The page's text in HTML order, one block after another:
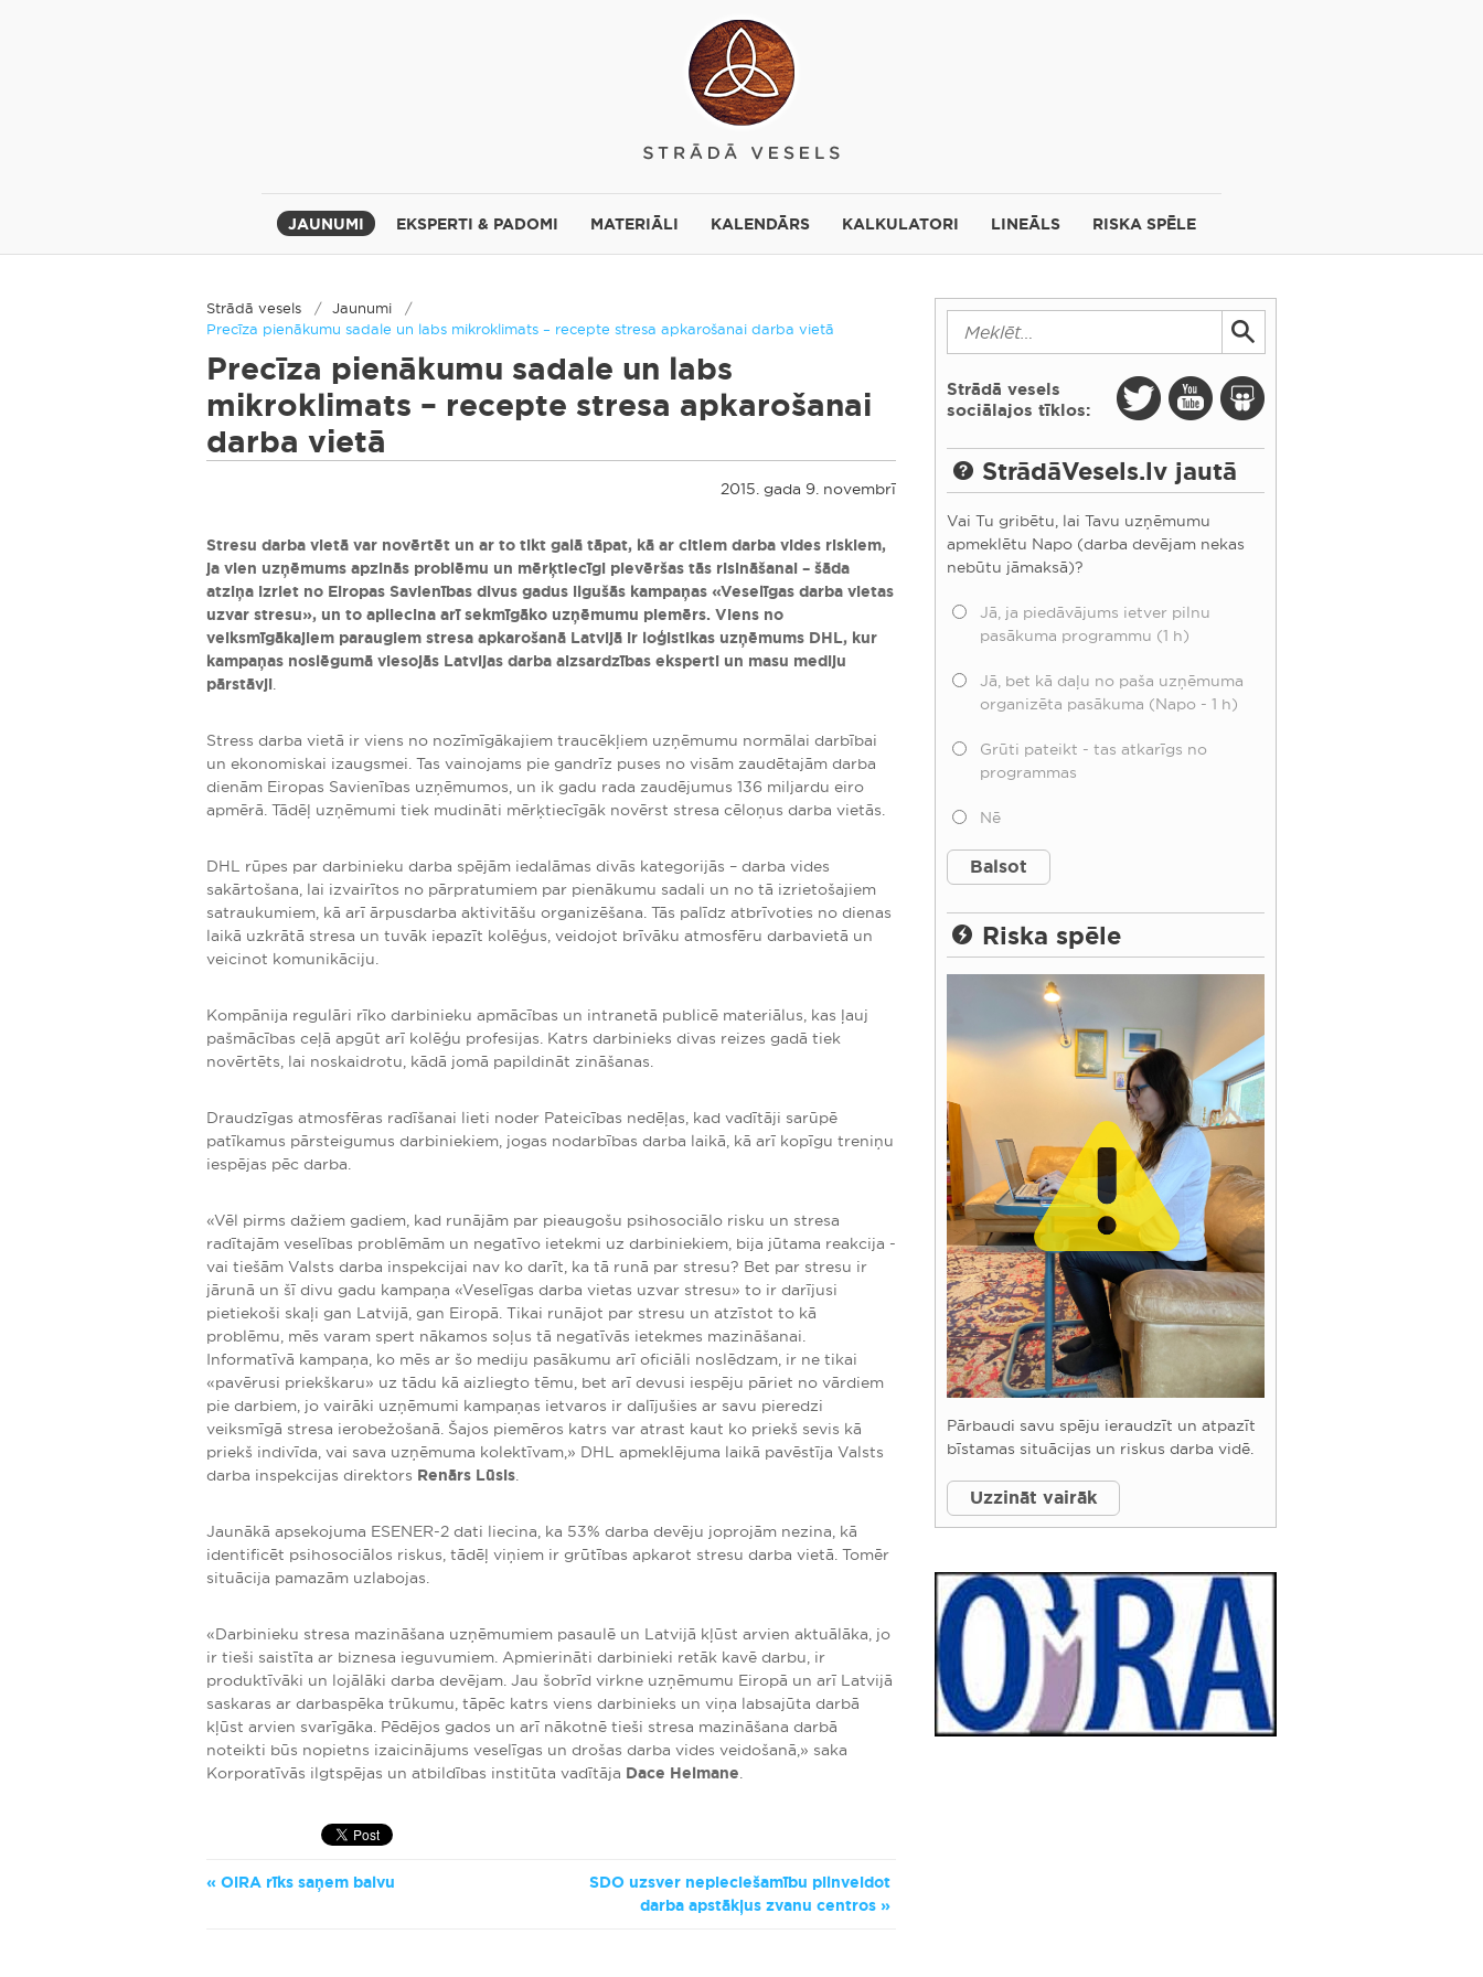
JAUNUMI EKSPERTI & PADOMI MATERIĀLI KALENDĀRS KALKULATORI LINEĀLS RISKA SPĒLE
Strādā vesels
Jaunumi
Precīza pienākumu sadale un labs mikroklimats – recepte stresa apkarošanai darba vietā
Precīza pienākumu sadale un labs
mikroklimats – recepte stresa apkarošanai
darba vietā
2015. gada 9. novembrī
Stresu darba vietā var novērtēt un ar to tikt galā tāpat, kā ar citiem darba vides riskiem,
ja vien uzņēmums apzinās problēmu un mērķtiecīgi pievēršas tās risināšanai – šāda
atziņa izriet no Eiropas Savienības divus gadus ilgušās kampaņas «Veselīgas darba vietas
uzvar stresu», un to apliecina arī sekmīgāko uzņēmumu piemērs. Viens no
veiksmīgākajiem paraugiem stresa apkarošanā Latvijā ir loģistikas uzņēmums DHL, kur
kampaņas noslēgumā viesojās Latvijas darba aizsardzības eksperti un masu mediju
pārstāvji.
Stress darba vietā ir viens no nozīmīgākajiem traucēkļiem uzņēmumu normālai darbībai
un ekonomiskai izaugsmei. Tas vainojams pie gandrīz puses no visām zaudētajām darba
dienām Eiropas Savienības uzņēmumos, un ik gadu rada zaudējumus 136 miljardu eiro
apmērā. Tādēļ uzņēmumi tiek mudināti mērķtiecīgāk novērst stresa cēloņus darba vietās.
DHL rūpes par darbinieku darba spējām iedalāmas divās kategorijās – darba vides
sakārtošana, lai izvairītos no pārpratumiem par pienākumu sadali un no tā izrietošajiem
satraukumiem, kā arī ārpusdarba aktivitāšu organizēšana. Tās palīdz atbrīvoties no dienas
laikā uzkrātā stresa un tuvāk iepazīt kolēģus, veidojot brīvāku atmosfēru darbavietā un
veicinot komunikāciju.
Kompānija regulāri rīko darbinieku apmācības un intranetā publicē materiālus, kas ļauj
pašmācības ceļā apgūt arī kolēģu profesijas. Katrs darbinieks divas reizes gadā tiek
novērtēts, lai noskaidrotu, kādā jomā papildināt zināšanas.
Draudzīgas atmosfēras radīšanai lieti noder Pateicības nedēļas, kad vadītāji sarūpē
patīkamus pārsteigumus darbiniekiem, jogas nodarbības darba laikā, kā arī kopīgu treniņu
iespējas pēc darba.
«Vēl pirms dažiem gadiem, kad runājām par pieaugošu psihosociālo risku un stresa
radītajām veselības problēmām un negatīvo ietekmi uz darbiniekiem, bija jūtama reakcija -
vai tiešām Valsts darba inspekcijai nav ko darīt, ka tā runā par stresu? Bet par stresu ir
jārunā un šī divu gadu kampaņa «Veselīgas darba vietas uzvar stresu» to ir darījusi
pietiekoši skaļi gan Latvijā, gan Eiropā. Tikai runājot par stresu un atzīstot to kā
problēmu, mēs varam spert nākamos soļus tā negatīvās ietekmes mazināšanai.
Informatīvā kampaņa, ko mēs ar šo mediju pasākumu arī oficiāli noslēdzam, ir ne tikai
«pavērusi priekškaru» uz tādu kā aizliegto tēmu, bet arī devusi iespēju pāriet no vārdiem
pie darbiem, jo vairāki uzņēmumi kampaņas ietvaros ir dalījušies ar savu pieredzi
veiksmīgā stresa ierobežošanā. Šajos piemēros katrs var atrast kaut ko priekš sevis kā
priekš indivīda, vai sava uzņēmuma kolektīvam,» DHL apmeklējuma laikā pavēstīja Valsts
darba inspekcijas direktors Renārs Lūsis.
Jaunākā apsekojuma ESENER-2 dati liecina, ka 53% darba devēju joprojām nezina, kā
identificēt psihosociālos riskus, tādēļ viņiem ir grūtības apkarot stresu darba vietā. Tomēr
situācija pamazām uzlabojas.
«Darbinieku stresa mazināšana uzņēmumiem pasaulē un Latvijā kļūst arvien aktuālāka, jo
ir tieši saistīta ar biznesa ieguvumiem. Apmierināti darbinieki retāk kavē darbu, ir
produktīvāki un lojālāki darba devējam. Jau šobrīd virkne uzņēmumu Eiropā un arī Latvijā
saskaras ar darbaspēka trūkumu, tāpēc katrs viens darbinieks un viņa labsajūta darbā
kļūst arvien svarīgāka. Pēdējos gados un arī nākotnē tieši stresa mazināšana darbā
noteikti būs nopietns izaicinājums veselīgas un drošas darba vides veidošanā,» saka
Korporatīvās ilgtspējas un atbildības institūta vadītāja Dace Helmane.
OiRA rīks saņem balvu
SDO uzsver nepieciešamību pilnveidot
darba apstākļus zvanu centros
Strādā vesels
sociālajos tīklos:
StrādāVesels.lv jautā
Vai Tu gribētu, lai Tavu uzņēmumu
apmeklētu Napo (darba devējam nekas
nebūtu jāmaksā)?
Jā, ja piedāvājums ietver pilnu
pasākuma programmu (1 h)
Jā, bet kā daļu no paša uzņēmuma
organizēta pasākuma (Napo - 1 h)
Grūti pateikt - tas atkarīgs no
programmas
Nē
Riska spēle
Pārbaudi savu spēju ieraudzīt un atpazīt
bīstamas situācijas un riskus darba vidē.
Uzzināt vairāk